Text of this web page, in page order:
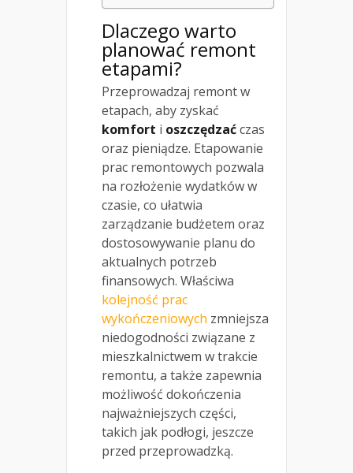
Dlaczego warto
planować remont
etapami?
Przeprowadzaj remont w
etapach, aby zyskać
komfort i oszczędzaćczas
oraz pieniądze. Etapowanie
prac remontowych pozwala
na rozłożenie wydatków w
czasie, co ułatwia
zarządzanie budżetem oraz
dostosowywanie planu do
aktualnych potrzeb
finansowych. Właściwa
kolejność prac
wykończeniowych zmniejsza
niedogodności związane z
mieszkalnictwem w trakcie
remontu, a także zapewnia
możliwość dokończenia
najważniejszych części,
takich jak podłogi, jeszcze
przed przeprowadzką.